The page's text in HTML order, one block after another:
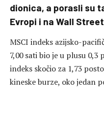
dionica, a porasli su
Evropi i na Wall
MSCI indeks azijsko-
7,00 sati bio je u plusu
indeks skočio za 1,73
kineske burze, oko jedan